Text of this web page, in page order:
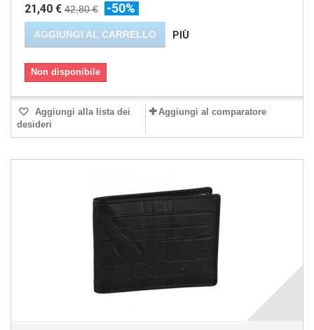
21,40 € 42,80 € -50%
AGGIUNGI AL CARRELLO PIÙ
Non disponibile
Aggiungi alla lista dei
desideri
Aggiungi al comparatore